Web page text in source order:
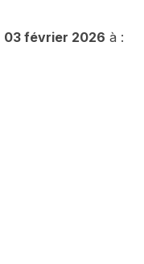
03 février 2026 à :